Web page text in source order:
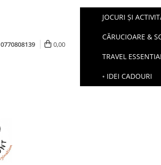
0770808139 0,00
JOCURI ȘI
CĂRUCIOARE &
TRAVEL
◦ IDEI CADOURI